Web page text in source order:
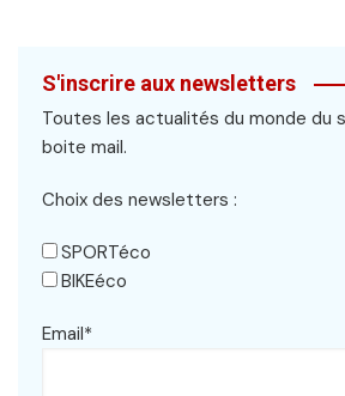
S'inscrire aux newsletters
Toutes les actualités du monde du
boite mail.
Choix des newsletters :
SPORTéco
BIKEéco
Email*